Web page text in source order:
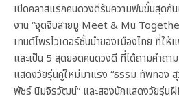
เปิดคลาสแรกคนดวงดีรับความฟินขั้นสุดกั
งาน “จุดจีบสายมู Meet & Mu
เทนต์โพรไวเดอร์ชั้นนำของเมืองไทย ที่ใ
และเป็น 5 สุดยอดคนดวงดี ที่ได้ถามคำถา
แสดงวัยรุ่นคู่ใหม่มาแรง “ธรรม ทัพทอง
พัชร์ นิมจิรวัฒน์” และสองนักแสดงวัยรุ่น